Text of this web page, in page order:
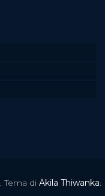
. Tema di Akila Thiwanka.